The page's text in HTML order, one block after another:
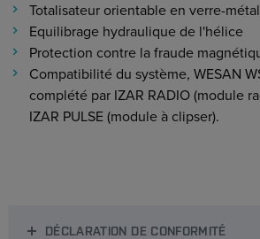
Totalisateur orientable en verre-
Equilibrage hydraulique de l'hélice
Protection contre la fraude
Compatibilité du système, WESAN
complété par IZAR RADIO (module
IZAR PULSE (module à clipser).
DÉCLARATION DE CONFORMITÉ